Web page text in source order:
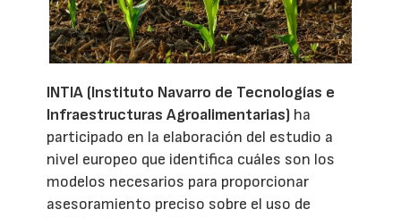
INTIA (Instituto Navarro de Tecnologías e
Infraestructuras Agroalimentarias) ha
participado en la elaboración del estudio a
nivel europeo que identifica cuáles son los
modelos necesarios para proporcionar
asesoramiento preciso sobre el uso de